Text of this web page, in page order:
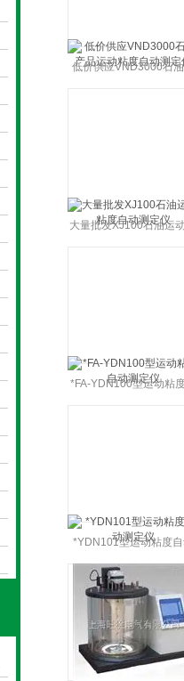
低价供应VND3000石
大量批发XJ100石油运
*FA-YDN100型运动粘
*YDN101型运动粘度
测定仪